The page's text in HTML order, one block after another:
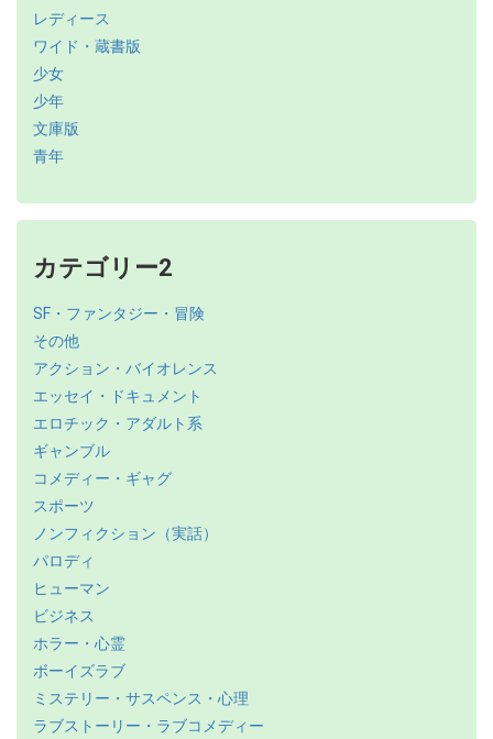
レディース
ワイド・蔵書版
少女
少年
文庫版
青年
カテゴリー2
SF・ファンタジー・冒険
その他
アクション・バイオレンス
エッセイ・ドキュメント
エロチック・アダルト系
ギャンブル
コメディー・ギャグ
スポーツ
ノンフィクション（実話）
パロディ
ヒューマン
ビジネス
ホラー・心霊
ボーイズラブ
ミステリー・サスペンス・心理
ラブストーリー・ラブコメディー